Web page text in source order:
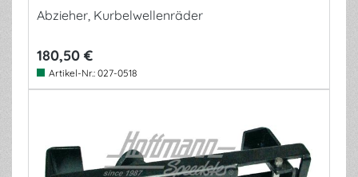
Abzieher, Kurbelwellenräder
180,50 €
Artikel-Nr.: 027-0518